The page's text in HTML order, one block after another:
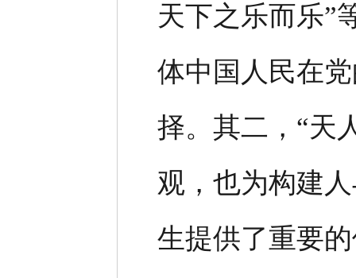
天下之乐而乐”
体中国人民在
择。其二，“天
观，也为构建
生提供了重要